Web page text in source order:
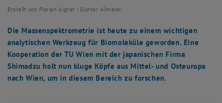
Erstellt von Florian Aigner | Günter Allmaier
Die Massenspektrometrie ist heute zu einem wichtigen
analytischen Werkzeug für Biomoleküle geworden. Eine
Kooperation der TU Wien mit der japanischen Firma
Shimadzu holt nun kluge Köpfe aus Mittel- und Osteuropa
nach Wien, um in diesem Bereich zu forschen.